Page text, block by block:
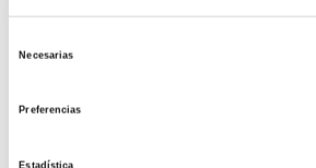
Necesarias
Preferencias
Estadística
Otros títulos del